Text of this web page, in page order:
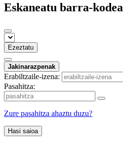
Eskaneatu barra-kodea
Ezeztatu
Jakinarazpenak
Erabiltzaile-izena:
Pasahitza:
Zure pasahitza ahaztu duzu?
Hasi saioa